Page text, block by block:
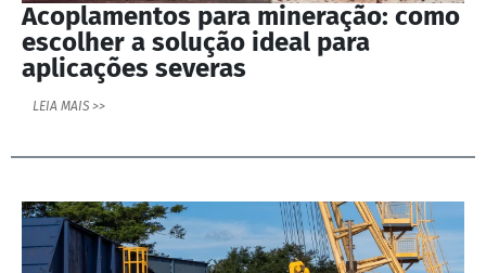
Acoplamentos para mineração: como
escolher a solução ideal para
aplicações severas
LEIA MAIS >>